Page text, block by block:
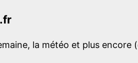
la météo et plus encore